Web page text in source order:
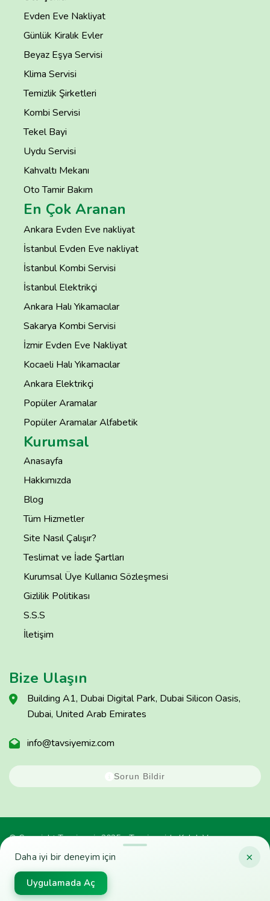
×
Daha iyi bir deneyim için
Uygulamada Aç
Evden Eve Nakliyat
Günlük Kiralık Evler
Beyaz Eşya Servisi
Klima Servisi
Temizlik Şirketleri
Kombi Servisi
Tekel Bayi
Uydu Servisi
Kahvaltı Mekanı
Oto Tamir Bakım
En Çok Aranan
Ankara Evden Eve nakliyat
İstanbul Evden Eve nakliyat
İstanbul Kombi Servisi
İstanbul Elektrikçi
Ankara Halı Yıkamacılar
Sakarya Kombi Servisi
İzmir Evden Eve Nakliyat
Kocaeli Halı Yıkamacılar
Ankara Elektrikçi
Popüler Aramalar
Popüler Aramalar Alfabetik
Kurumsal
Anasayfa
Hakkımızda
Blog
Tüm Hizmetler
Site Nasıl Çalışır?
Teslimat ve İade Şartları
Kurumsal Üye Kullanıcı Sözleşmesi
Gizlilik Politikası
S.S.S
İletişim
Bize Ulaşın
Building A1, Dubai Digital Park, Dubai Silicon Oasis,
Dubai, United Arab Emirates
info@tavsiyemiz.com
Sorun Bildir
© Copyright Tavsiyemiz 2025 - Tavsiyemiz'e Kulak Ver